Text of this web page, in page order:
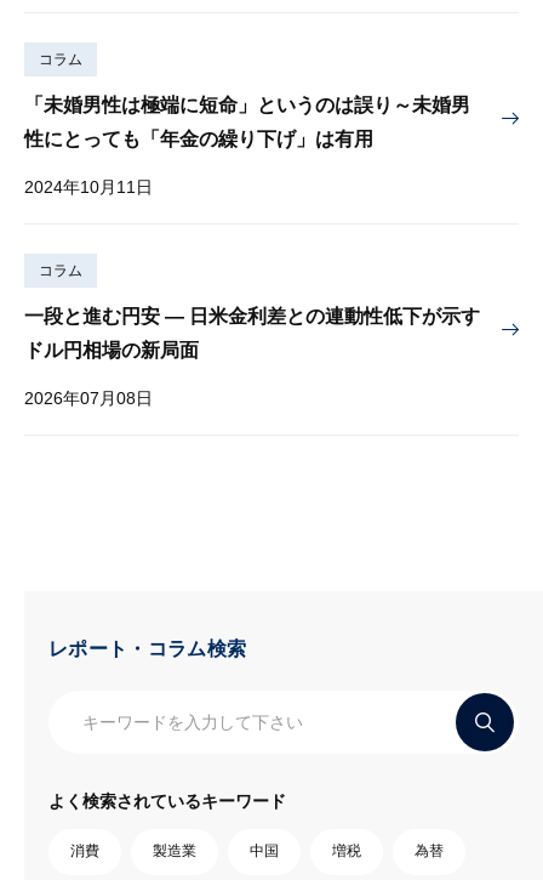
コラム
「未婚男性は極端に短命」というのは誤り～未婚男
性にとっても「年金の繰り下げ」は有用
2024年10月11日
コラム
一段と進む円安 — 日米金利差との連動性低下が示す
ドル円相場の新局面
2026年07月08日
レポート・コラム検索
よく検索されているキーワード
消費 製造業 中国 増税 為替